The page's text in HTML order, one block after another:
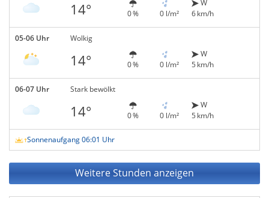
14° 0 % 0 l/m²
W
6 km/h
05-06 Uhr Wolkig
14° 0 % 0 l/m²
W
5 km/h
06-07 Uhr Stark bewölkt
14° 0 % 0 l/m²
W
5 km/h
Sonnenaufgang 06:01 Uhr
Weitere Stunden anzeigen